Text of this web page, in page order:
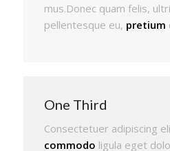
mus.Donec quam felis,
pellentesque eu, pretium
One Third
Consectetuer adipiscing
commodo ligula eget